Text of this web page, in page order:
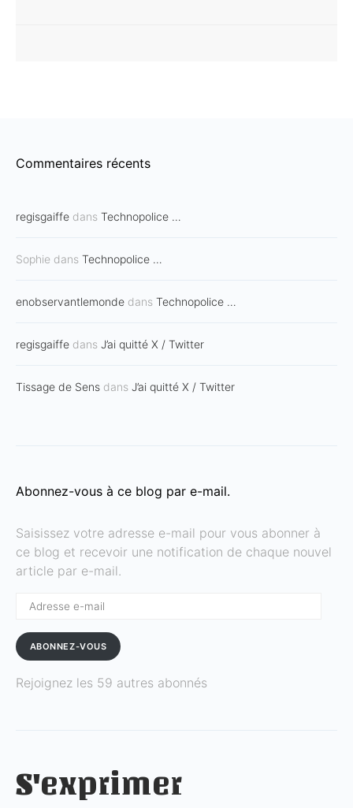
Commentaires récents
regisgaiffe dans Technopolice …
Sophie dans Technopolice …
enobservantlemonde dans Technopolice …
regisgaiffe dans J’ai quitté X / Twitter
Tissage de Sens dans J’ai quitté X / Twitter
Abonnez-vous à ce blog par e-mail.
Saisissez votre adresse e-mail pour vous abonner à
ce blog et recevoir une notification de chaque nouvel
article par e-mail.
ABONNEZ-VOUS
Rejoignez les 59 autres abonnés
S'exprimer